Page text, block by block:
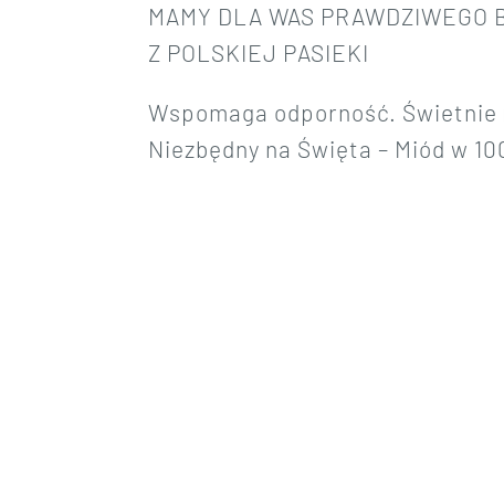
MAMY DLA WAS
Z POLSKIEJ PASIEKI
Wspomaga odporność.
Niezbędny na Święta – Miód w